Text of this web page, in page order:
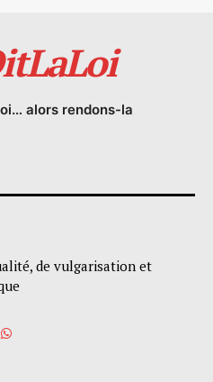
alors rendons-la
de vulgarisation et